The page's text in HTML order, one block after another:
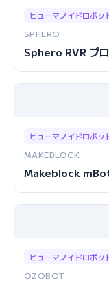
ヒューマノイドロボッ
SPHERO
Sphero RVR プ
ヒューマノイドロボッ
MAKEBLOCK
Makeblock mBot
ヒューマノイドロボッ
OZOBOT